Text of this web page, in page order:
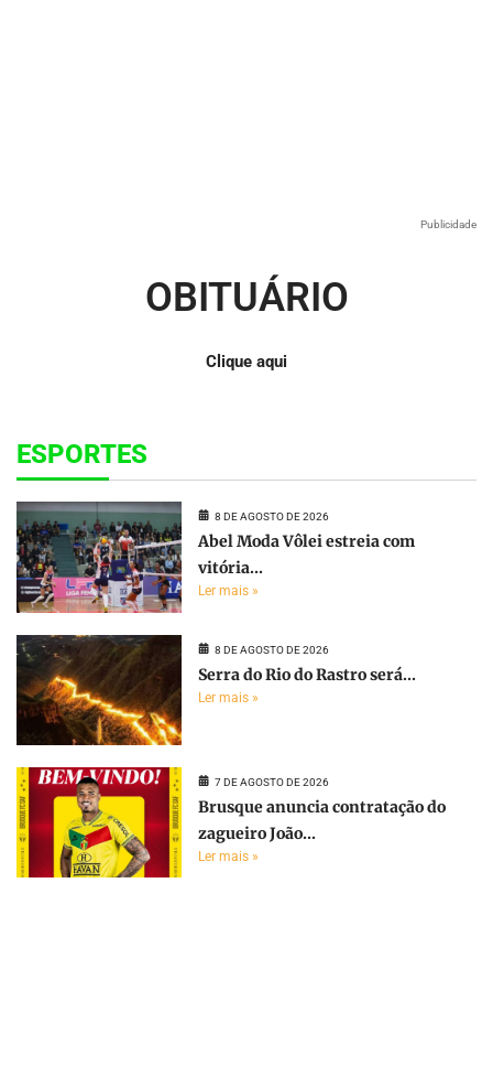
Publicidade
OBITUÁRIO
Clique aqui
ESPORTES
8 DE AGOSTO DE 2026
Abel Moda Vôlei estreia com
vitória...
Ler mais »
8 DE AGOSTO DE 2026
Serra do Rio do Rastro será...
Ler mais »
7 DE AGOSTO DE 2026
Brusque anuncia contratação do
zagueiro João...
Ler mais »